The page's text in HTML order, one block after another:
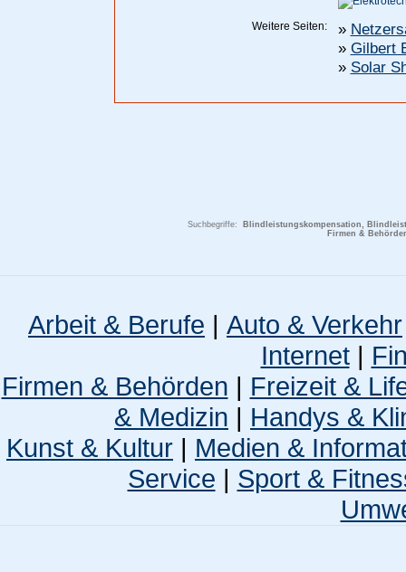
Weitere Seiten: »
» Gilbert
» Solar
Suchbegriffe:
Blindleistungskompensation,
Firmen &
Arbeit & Berufe | Auto & Verkehr
Internet|
Firmen & Behörden | Freizeit &
& Medizin | Handys &
Kunst & Kultur | Medien &
Service | Sport &